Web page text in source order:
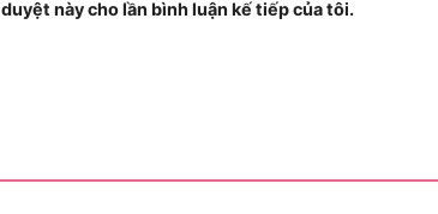
độ ồn trung bình chỉ khoảng 65–70 dB,
điện Oshima MPD-5KW-
này cho lần bình luận kế tiếp của tôi.